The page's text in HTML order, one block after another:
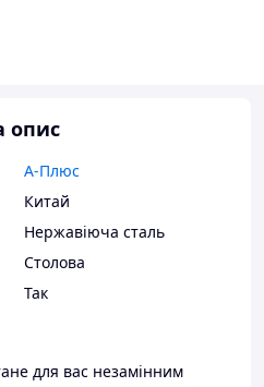
опис
А-Плюс
Китай
Нержавіюча сталь
Столова
Так
для вас незамінним